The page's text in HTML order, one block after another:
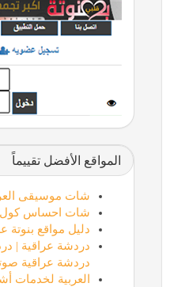
المواقع الأفضل تقييماً
شات موسيقى
شات احساس كول
دليل مواقع بنوتة
دردشة عراقية |
دردشة عراقية
العربية لخدمات